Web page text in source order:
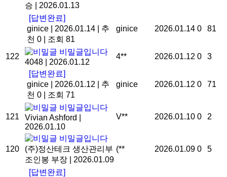
승
2026.01.13
[답변완료]
ginice
2026.01.14
추
천 0
조회 81
ginice 2026.01.14 0 81
122
비밀글입니다
4048
2026.01.12
4** 2026.01.12 0
3
[답변완료]
ginice
2026.01.12
추
천 0
조회 71
ginice 2026.01.12 0 71
121
비밀글입니다
Vivian Ashford
2026.01.10
V** 2026.01.10 0 2
120
비밀글입니다
(주)정산테크 생산관리부
조인봉 부장
2026.01.09
(** 2026.01.09 0 5
[답변완료]